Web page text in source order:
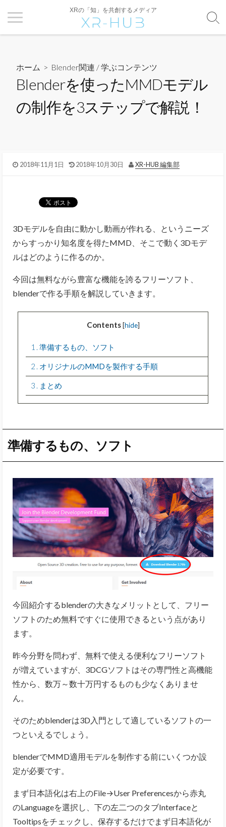
XRの「知」を共創するメディア
ホーム > Blender関連 /学ぶコンテンツ
Blenderを使ったMMDモデル
の制作を3ステップで解説！
2018年11月1日 2018年10月30日 XR-HUB 編集部
3Dモデルを自由に動かし動画が作れる、というニーズ
からすっかり知名度を得たMMD、そこで動く3Dモデ
ルはどのように作るのか。
今回は無料ながら豊富な機能を誇るフリーソフト、
blenderで作る手順を解説していきます。
Contents [hide]
1 準備するもの、ソフト
2 オリジナルのMMDを製作する手順
3 まとめ
準備するもの、ソフト
今回紹介するblenderの大きなメリットとして、フリー
ソフトのため無料ですぐに使用できるという点があり
ます。
昨今分野を問わず、無料で使える便利なフリーソフト
が増えていますが、3DCGソフトはその専門性と高機能
性から、数万～数十万円するものも少なくありませ
ん。
そのためblenderは3D入門として適しているソフトの一
つといえるでしょう。
blenderでMMD適用モデルを制作する前にいくつか設
定が必要です。
まず日本語化は右上のFile→User Preferencesから赤丸
のLanguageを選択し、下の左二つのタブInterfaceと
Tooltipsをチェックし、保存するだけでまず日本語化が